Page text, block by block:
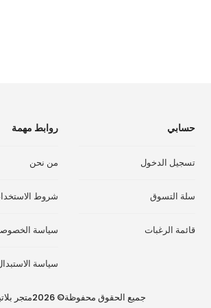
روابط مهمة
من نحن
شروط
سياسة
سياسة
حسابي
تسجيل الدخول
سلة التسوق
قائمة الرغبات
جميع الحقوق محفوظة© 2026متجر بلاتينو